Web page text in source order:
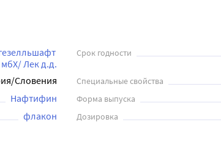
помогает быстро и эффективно избавиться от
мбХ/ Лек д.д.
Срок годности
Словения Специальные свойства
Нафтифин Форма выпуска
флакон Дозировка